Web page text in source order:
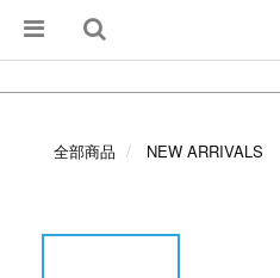
全部商品 NEW ARRIVALS